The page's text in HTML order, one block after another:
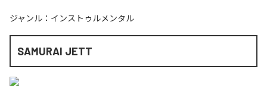
ジャンル： インストゥルメンタル
SAMURAI JETT